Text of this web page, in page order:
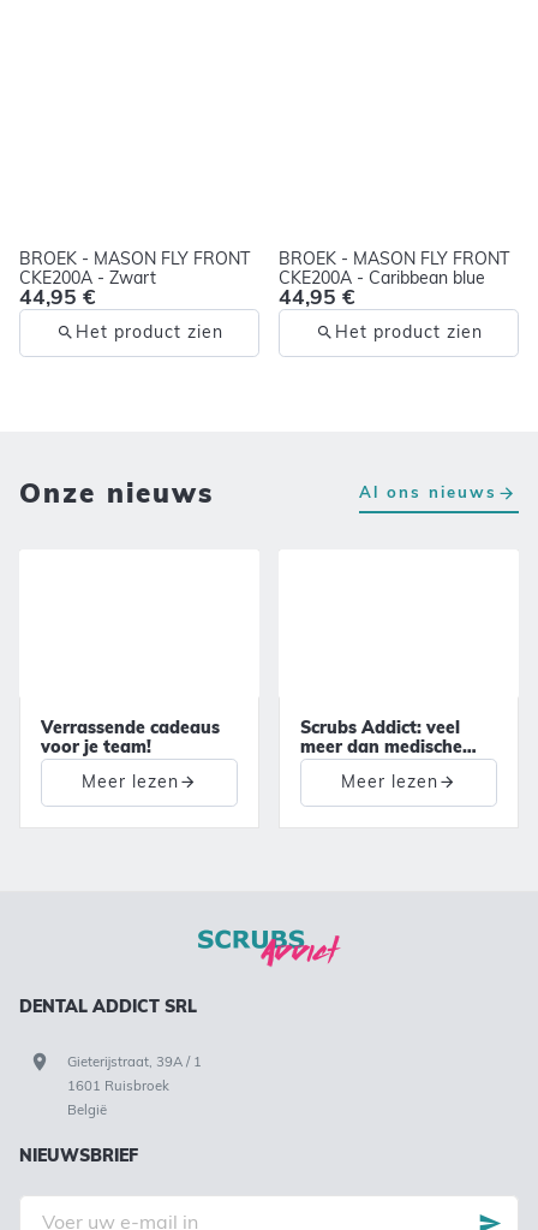
BROEK - MASON FLY FRONT
CKE200A - Zwart
44,95 €
Het product zien
BROEK - MASON FLY FRONT
CKE200A - Caribbean blue
44,95 €
Het product zien
Onze nieuws Al ons nieuws
Verrassende cadeaus
voor je team!
Meer lezen
Scrubs Addict: veel
meer dan medische
outfits!
Meer lezen
NIEUWSBRIEF
Voer
DENTAL ADDICT SRL
Gieterijstraat, 39A / 1
1601 Ruisbroek
België